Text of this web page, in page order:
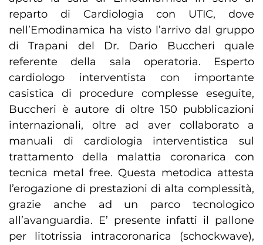
reparto di Cardiologia con UTIC, dove
nell’Emodinamica ha visto l’arrivo dal gruppo
di Trapani del Dr. Dario Buccheri quale
referente della sala operatoria. Esperto
cardiologo interventista con importante
casistica di procedure complesse eseguite,
Buccheri è autore di oltre 150 pubblicazioni
internazionali, oltre ad aver collaborato a
manuali di cardiologia interventistica sul
trattamento della malattia coronarica con
tecnica metal free. Questa metodica attesta
l’erogazione di prestazioni di alta complessità,
grazie anche ad un parco tecnologico
all’avanguardia. E’ presente infatti il pallone
per litotrissia intracoronarica (schockwave),